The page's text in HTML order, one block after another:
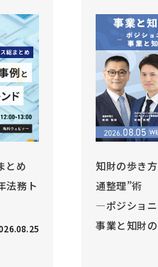
知財の歩き方 Vol.6 事
―ポジショニング戦略
事業と知財のコラボレ